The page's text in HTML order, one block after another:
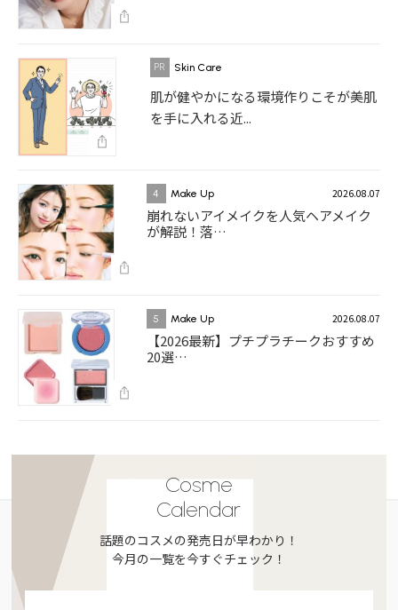
Skin Care
肌が健やかになる環境作りこそが美肌
を手に入れる近...
4 Make Up 2026.08.07
崩れないアイメイクを人気ヘアメイク
が解説！落…
5 Make Up 2026.08.07
【2026最新】プチプラチークおすすめ
20選…
Cosme
Calendar
話題のコスメの発売日が早わかり！
今月の一覧を今すぐチェック！